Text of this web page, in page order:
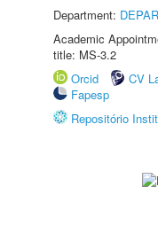
Department:
Academic
title: MS-3.2
Orcid
CV
Fapesp
Repositório